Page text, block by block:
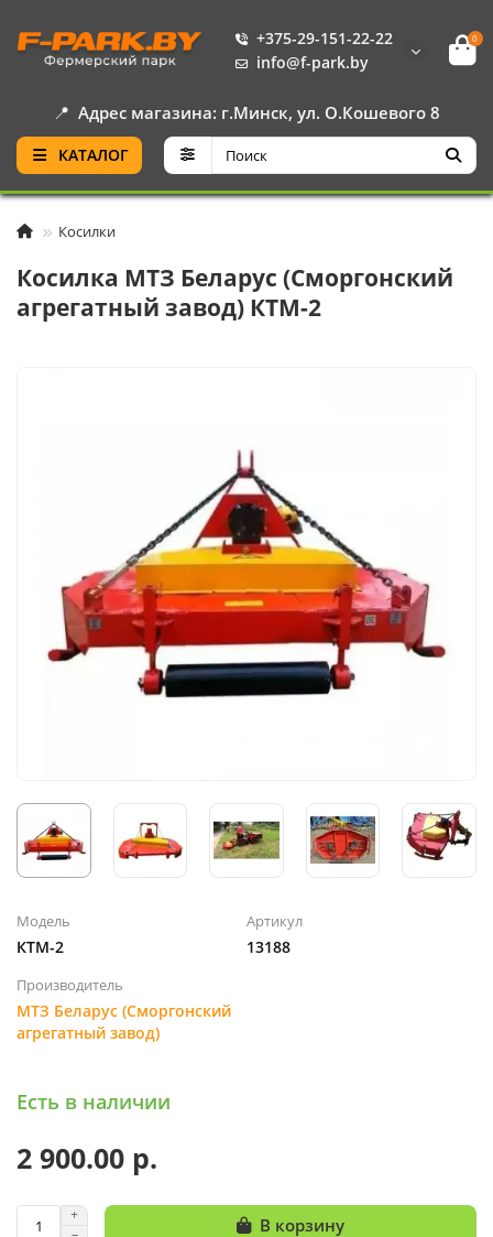
+375-29-151-22-22
info@f-park.by
0
📍 Адрес магазина: г.Минск, ул. О.Кошевого 8
КАТАЛОГ
Косилки
Косилка МТЗ Беларус (Сморгонский
агрегатный завод) КТМ-2
Модель
КТМ-2
Артикул
13188
Производитель
МТЗ Беларус (Сморгонский
агрегатный завод)
Есть в наличии
2 900.00 р.
В корзину